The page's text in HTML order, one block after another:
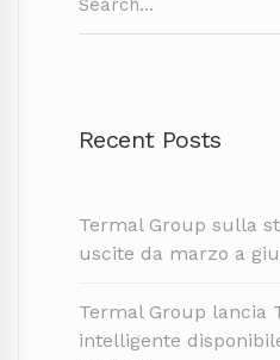
for:
Recent Posts
Termal Group sulla
uscite da marzo a
Termal Group lancia
intelligente